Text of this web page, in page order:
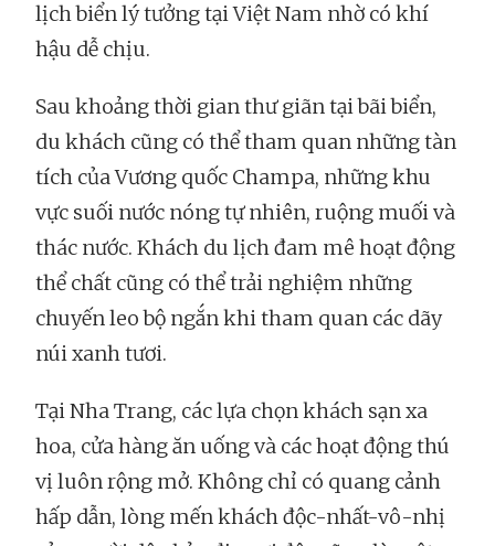
lịch biển lý tưởng tại Việt Nam nhờ có khí
hậu dễ chịu.
Sau khoảng thời gian thư giãn tại bãi biển,
du khách cũng có thể tham quan những tàn
tích của Vương quốc Champa, những khu
vực suối nước nóng tự nhiên, ruộng muối và
thác nước. Khách du lịch đam mê hoạt động
thể chất cũng có thể trải nghiệm những
chuyến leo bộ ngắn khi tham quan các dãy
núi xanh tươi.
Tại Nha Trang, các lựa chọn khách sạn xa
hoa, cửa hàng ăn uống và các hoạt động thú
vị luôn rộng mở. Không chỉ có quang cảnh
hấp dẫn, lòng mến khách độc-nhất-vô-nhị